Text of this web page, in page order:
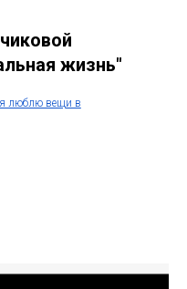
жизнь"
люблю вещи в